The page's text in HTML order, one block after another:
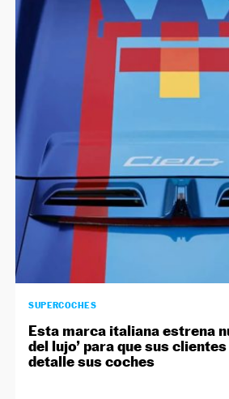
SUPERCOCHES
Esta marca italiana estrena
del lujo’ para que sus
detalle sus coches